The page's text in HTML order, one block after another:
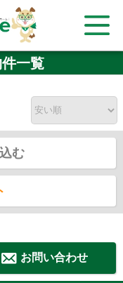
一覧
む
お問い合わせ